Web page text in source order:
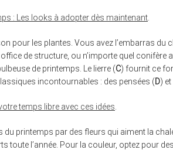
: Les looks à adopter dès maintenant
pour les plantes. Vous avez l’embarras du
de structure, ou n’importe quel
de printemps. Le lierre (C) fournit ce
incontournables : des pensées (D)
temps libre avec ces idées
du printemps par des fleurs qui aiment la
toute l’année. Pour la couleur, optez pour